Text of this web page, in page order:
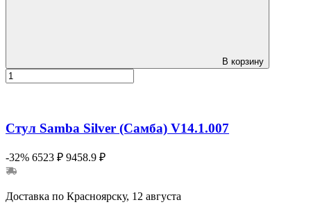
В корзину
Стул Samba Silver (Самба) V14.1.007
-32% 6523 ₽ 9458.9 ₽
Доставка по Красноярску, 12 августа